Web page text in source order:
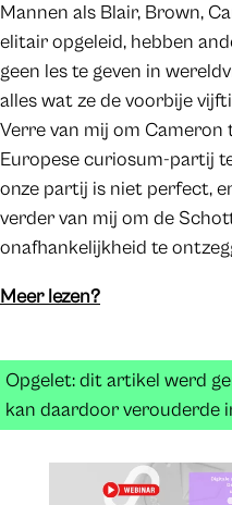
Mannen als Blair, Brown,
elitair opgeleid, hebben
geen les te geven in
alles wat ze de voorbije
Verre van mij om Cameron
Europese curiosum-partij
onze partij is niet perfect,
verder van mij om de
onafhankelijkheid te
Meer lezen?
Opgelet: dit artikel werd
kan daardoor verouderde